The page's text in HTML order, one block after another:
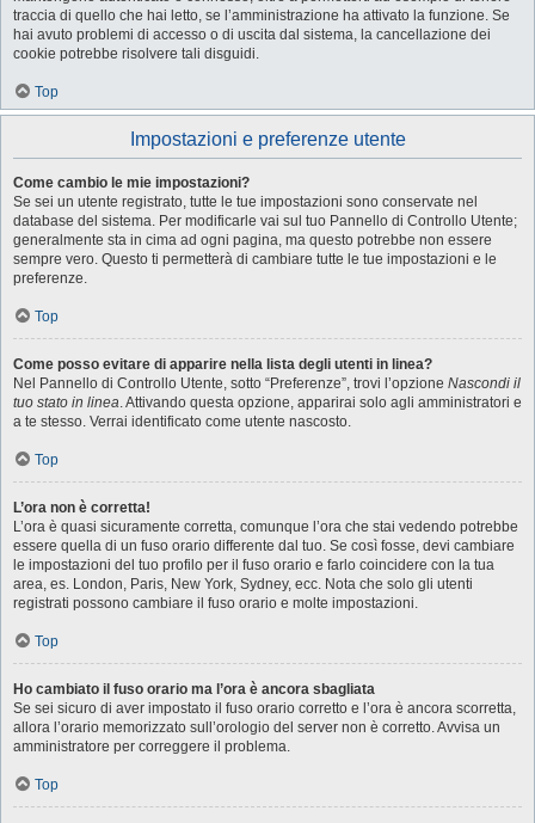
traccia di quello che hai letto, se l’amministrazione ha attivato la funzione. Se
hai avuto problemi di accesso o di uscita dal sistema, la cancellazione dei
cookie potrebbe risolvere tali disguidi.
Top
Impostazioni e preferenze utente
Come cambio le mie impostazioni?
Se sei un utente registrato, tutte le tue impostazioni sono conservate nel
database del sistema. Per modificarle vai sul tuo Pannello di Controllo Utente;
generalmente sta in cima ad ogni pagina, ma questo potrebbe non essere
sempre vero. Questo ti permetterà di cambiare tutte le tue impostazioni e le
preferenze.
Top
Come posso evitare di apparire nella lista degli utenti in linea?
Nel Pannello di Controllo Utente, sotto “Preferenze”, trovi l’opzione Nascondi il
tuo stato in linea. Attivando questa opzione, apparirai solo agli amministratori e
a te stesso. Verrai identificato come utente nascosto.
Top
L’ora non è corretta!
L’ora è quasi sicuramente corretta, comunque l’ora che stai vedendo potrebbe
essere quella di un fuso orario differente dal tuo. Se così fosse, devi cambiare
le impostazioni del tuo profilo per il fuso orario e farlo coincidere con la tua
area, es. London, Paris, New York, Sydney, ecc. Nota che solo gli utenti
registrati possono cambiare il fuso orario e molte impostazioni.
Top
Ho cambiato il fuso orario ma l’ora è ancora sbagliata
Se sei sicuro di aver impostato il fuso orario corretto e l’ora è ancora scorretta,
allora l’orario memorizzato sull’orologio del server non è corretto. Avvisa un
amministratore per correggere il problema.
Top